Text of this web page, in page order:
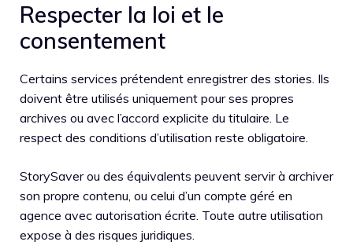
Respecter la loi et le
consentement
Certains services prétendent enregistrer des stories. Ils
doivent être utilisés uniquement pour ses propres
archives ou avec l’accord explicite du titulaire. Le
respect des conditions d’utilisation reste obligatoire.
StorySaver ou des équivalents peuvent servir à archiver
son propre contenu, ou celui d’un compte géré en
agence avec autorisation écrite. Toute autre utilisation
expose à des risques juridiques.